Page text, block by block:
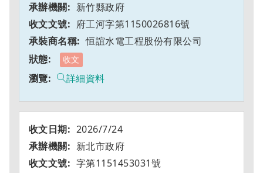
新竹縣政府
府工河字第1150026816號
恒誼水電工程股份有限公司
收文
詳細資料
2026/7/24
新北市政府
字第1151453031號